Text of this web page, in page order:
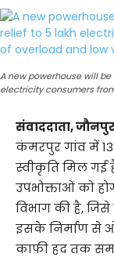
A new powerhouse will
electricity consumers
संवाददाता,
कंमरपुर गांव में
स्वीकृति मिल गई
उपभोक्ताओं को
विभाग की है, जिसे
इसके निर्माण से
काफी हद तक